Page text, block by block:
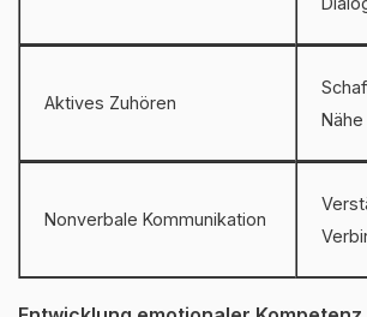
Aktives Zuhören
Nähe
Nonverbale Kommunikation